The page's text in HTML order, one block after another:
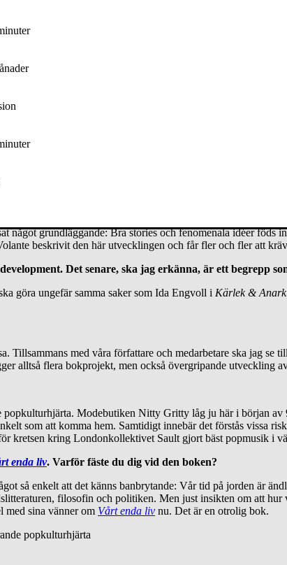
jag arrat klubbar och små festivaler i skogar tillsammans
med en kille som heter Bengtsson.
bästa fall också i den ordningen. En oproportionerligt stor
mer dynamisk och spännande än andra delar av kultur- och
något grundläggande: Bra stories och fenomenala idéer
beskrivit den här utvecklingen och får fler och fler att
Det senare, ska jag erkänna, är ett begrepp
göra ungefär samma saker som Ida Engvoll i Kärlek &
Tillsammans med våra författare och medarbetare ska jag se
alltså flera bokprojekt, men också övergripande
Modebutiken Nitty Gritty låg ju här i början
som att komma hem. Samtidigt innebär det förstås vissa
kring Londonkollektivet Sault gjort bäst popmusik i
enda liv. Varför fäste du dig vid den boken?
så enkelt att det känns banbrytande: Vår tid på jorden är
filosofin och politiken. Men just insikten om att
sina vänner om Vårt enda liv nu. Det är en otrolig bok.
popkulturhjärta